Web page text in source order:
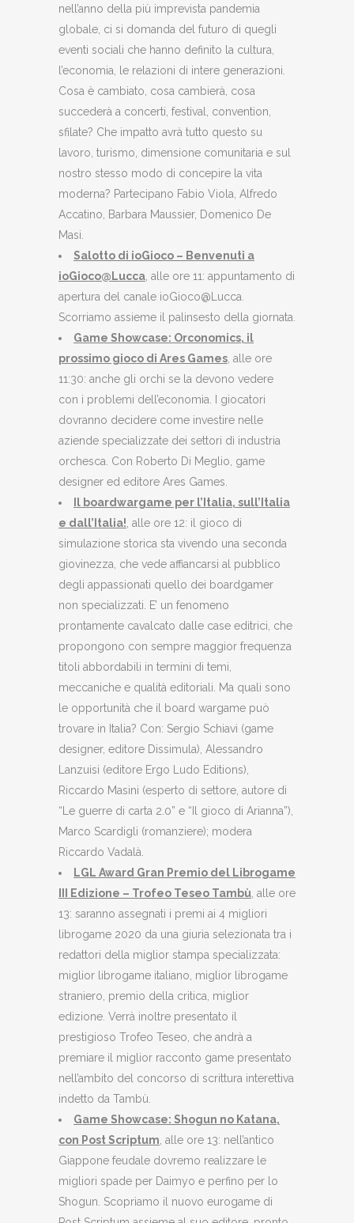
nell’anno della più imprevista pandemia
globale, ci si domanda del futuro di quegli
eventi sociali che hanno definito la cultura,
l’economia, le relazioni di intere generazioni.
Cosa è cambiato, cosa cambierà, cosa
succederà a concerti, festival, convention,
sfilate? Che impatto avrà tutto questo su
lavoro, turismo, dimensione comunitaria e sul
nostro stesso modo di concepire la vita
moderna? Partecipano Fabio Viola, Alfredo
Accatino, Barbara Maussier, Domenico De
Masi.
Salotto di ioGioco – Benvenuti a
ioGioco@Lucca , alle ore 11: appuntamento di
apertura del canale ioGioco@Lucca.
Scorriamo assieme il palinsesto della giornata.
Game Showcase: Orconomics, il
prossimo gioco di Ares Games , alle ore
11:30: anche gli orchi se la devono vedere
con i problemi dell’economia. I giocatori
dovranno decidere come investire nelle
aziende specializzate dei settori di industria
orchesca. Con Roberto Di Meglio, game
designer ed editore Ares Games.
Il boardwargame per l’Italia, sull’Italia
e dall’Italia! , alle ore 12: il gioco di
simulazione storica sta vivendo una seconda
giovinezza, che vede affiancarsi al pubblico
degli appassionati quello dei boardgamer
non specializzati. E’ un fenomeno
prontamente cavalcato dalle case editrici, che
propongono con sempre maggior frequenza
titoli abbordabili in termini di temi,
meccaniche e qualità editoriali. Ma quali sono
le opportunità che il board wargame può
trovare in Italia? Con: Sergio Schiavi (game
designer, editore Dissimula), Alessandro
Lanzuisi (editore Ergo Ludo Editions),
Riccardo Masini (esperto di settore, autore di
“Le guerre di carta 2.0” e “Il gioco di Arianna”),
Marco Scardigli (romanziere); modera
Riccardo Vadalà.
LGL Award Gran Premio del Librogame
III Edizione – Trofeo Teseo Tambù , alle ore
13: saranno assegnati i premi ai 4 migliori
librogame 2020 da una giuria selezionata tra i
redattori della miglior stampa specializzata:
miglior librogame italiano, miglior librogame
straniero, premio della critica, miglior
edizione. Verrà inoltre presentato il
prestigioso Trofeo Teseo, che andrà a
premiare il miglior racconto game presentato
nell’ambito del concorso di scrittura interettiva
indetto da Tambù.
Game Showcase: Shogun no Katana,
con Post Scriptum , alle ore 13: nell’antico
Giappone feudale dovremo realizzare le
migliori spade per Daimyo e perfino per lo
Shogun. Scopriamo il nuovo eurogame di